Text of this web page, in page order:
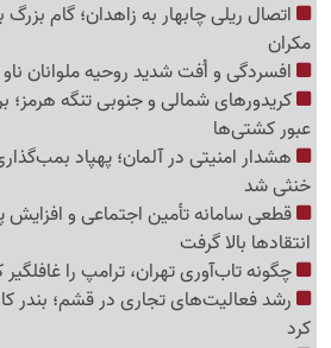
اتصال ریلی چابهار به زاهدان؛ گام
مکران
افسردگی و اُفت شدید روحیه ملوانان ناو
کریدورهای شمالی و جنوبی تنگه هرمز؛
عبور کشتی‌ها
هشدار امنیتی در آلمان؛ پهپاد
خنثی شد
قطعی سامانه تأمین اجتماعی و
انتقادها بالا گرفت
چگونه تاب‌آوری تهران، ترامپ را غافلگیر
کرد